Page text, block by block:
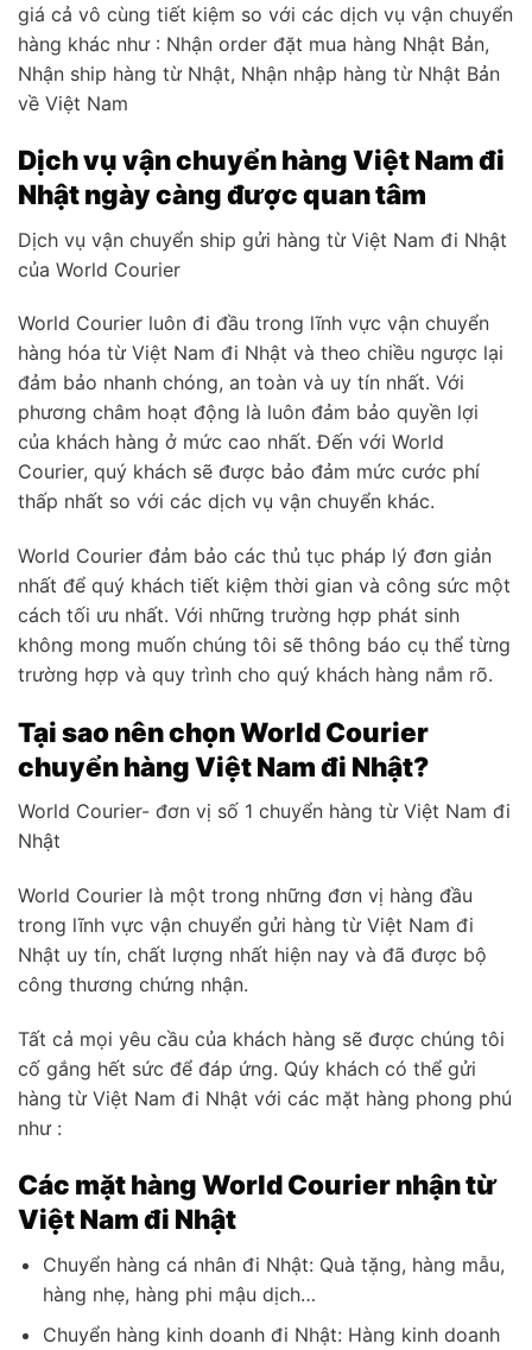
giá cả vô cùng tiết kiệm so với các dịch vụ vận chuyển
hàng khác như : Nhận order đặt mua hàng Nhật Bản,
Nhận ship hàng từ Nhật, Nhận nhập hàng từ Nhật Bản
về Việt Nam
Dịch vụ vận chuyển hàng Việt Nam đi
Nhật ngày càng được quan tâm
Dịch vụ vận chuyển ship gửi hàng từ Việt Nam đi Nhật
của World Courier
World Courier luôn đi đầu trong lĩnh vực vận chuyển
hàng hóa từ Việt Nam đi Nhật và theo chiều ngược lại
đảm bảo nhanh chóng, an toàn và uy tín nhất. Với
phương châm hoạt động là luôn đảm bảo quyền lợi
của khách hàng ở mức cao nhất. Đến với World
Courier, quý khách sẽ được bảo đảm mức cước phí
thấp nhất so với các dịch vụ vận chuyển khác.
World Courier đảm bảo các thủ tục pháp lý đơn giản
nhất để quý khách tiết kiệm thời gian và công sức một
cách tối ưu nhất. Với những trường hợp phát sinh
không mong muốn chúng tôi sẽ thông báo cụ thể từng
trường hợp và quy trình cho quý khách hàng nắm rõ.
Tại sao nên chọn World Courier
chuyển hàng Việt Nam đi Nhật?
World Courier- đơn vị số 1 chuyển hàng từ Việt Nam đi
Nhật
World Courier là một trong những đơn vị hàng đầu
trong lĩnh vực vận chuyển gửi hàng từ Việt Nam đi
Nhật uy tín, chất lượng nhất hiện nay và đã được bộ
công thương chứng nhận.
Tất cả mọi yêu cầu của khách hàng sẽ được chúng tôi
cố gắng hết sức để đáp ứng. Qúy khách có thể gửi
hàng từ Việt Nam đi Nhật với các mặt hàng phong phú
như :
Các mặt hàng World Courier nhận từ
Việt Nam đi Nhật
Chuyển hàng cá nhân đi Nhật: Quà tặng, hàng mẫu,
hàng nhẹ, hàng phi mậu dịch…
Chuyển hàng kinh doanh đi Nhật: Hàng kinh doanh